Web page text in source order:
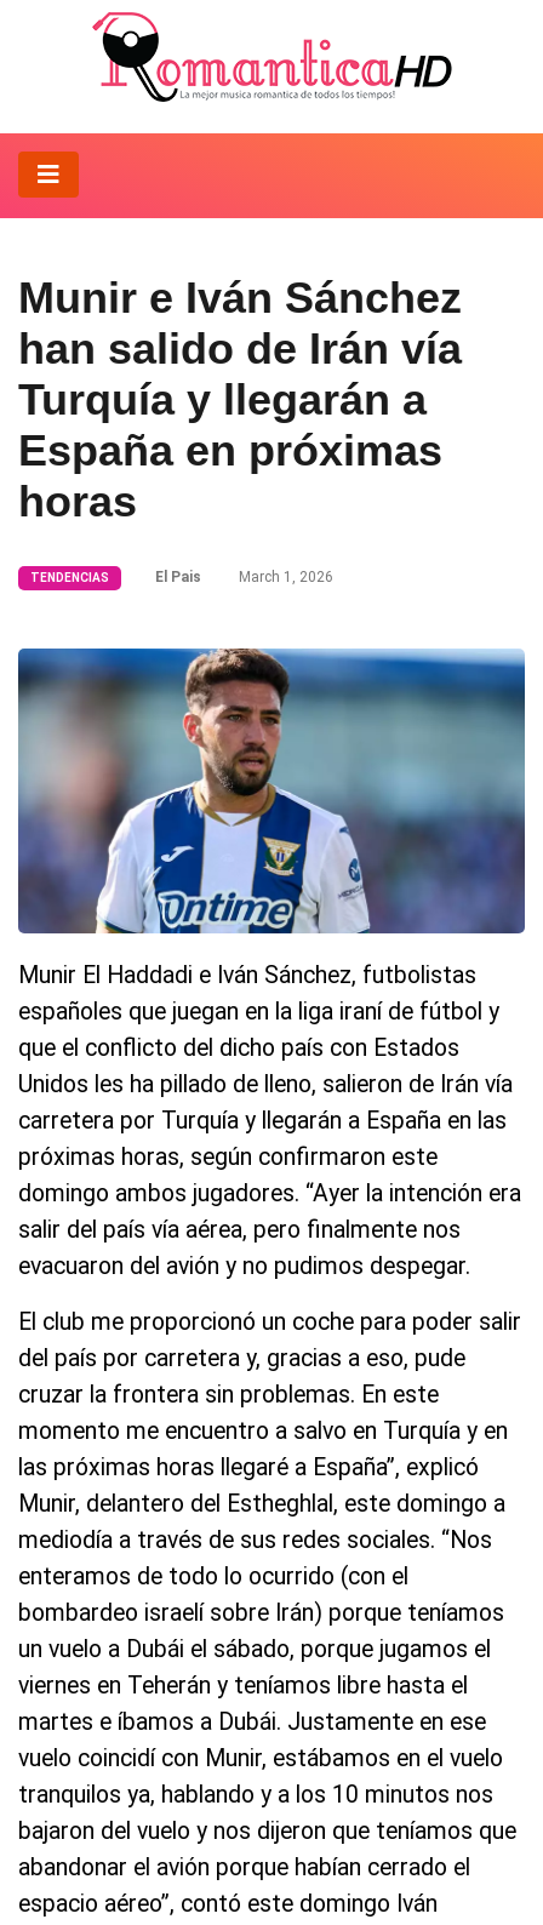
Munir e Iván Sánchez
han salido de Irán vía
Turquía y llegarán a
España en próximas
horas
TENDENCIAS El Pais March 1, 2026
Munir El Haddadi e Iván Sánchez, futbolistas
españoles que juegan en la liga iraní de fútbol y
que el conflicto del dicho país con Estados
Unidos les ha pillado de lleno, salieron de Irán vía
carretera por Turquía y llegarán a España en las
próximas horas, según confirmaron este
domingo ambos jugadores. “Ayer la intención era
salir del país vía aérea, pero finalmente nos
evacuaron del avión y no pudimos despegar.
El club me proporcionó un coche para poder salir
del país por carretera y, gracias a eso, pude
cruzar la frontera sin problemas. En este
momento me encuentro a salvo en Turquía y en
las próximas horas llegaré a España”, explicó
Munir, delantero del Estheghlal, este domingo a
mediodía a través de sus redes sociales. “Nos
enteramos de todo lo ocurrido (con el
bombardeo israelí sobre Irán) porque teníamos
un vuelo a Dubái el sábado, porque jugamos el
viernes en Teherán y teníamos libre hasta el
martes e íbamos a Dubái. Justamente en ese
vuelo coincidí con Munir, estábamos en el vuelo
tranquilos ya, hablando y a los 10 minutos nos
bajaron del vuelo y nos dijeron que teníamos que
abandonar el avión porque habían cerrado el
espacio aéreo”, contó este domingo Iván